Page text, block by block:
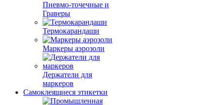
Пневмо-точечные и
Граверы
Термокарандаши
Маркеры аэрозоли
Держатели для
маркеров
Самоклеящиеся этикетки